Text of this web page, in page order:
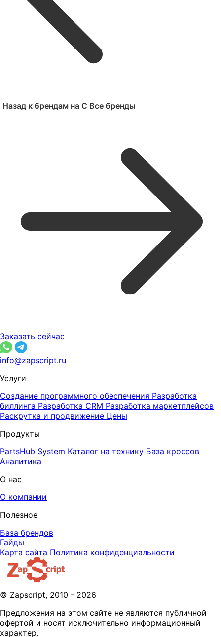
Назад к брендам на C Все бренды
Заказать сейчас
info@zapscript.ru
Услуги
Создание программного обеспечения Разработка
биллинга Разработка CRM Разработка маркетплейсов
Раскрутка и продвижение Цены
Продукты
PartsHub System Каталог на технику База кроссов
Аналитика
О нас
О компании
Полезное
База брендов
Гайды
Карта сайта Политика конфиденциальности
© Zapscript, 2010 - 2026
Предложения на этом сайте не являются публичной
офертой и носят исключительно информационный
характер.